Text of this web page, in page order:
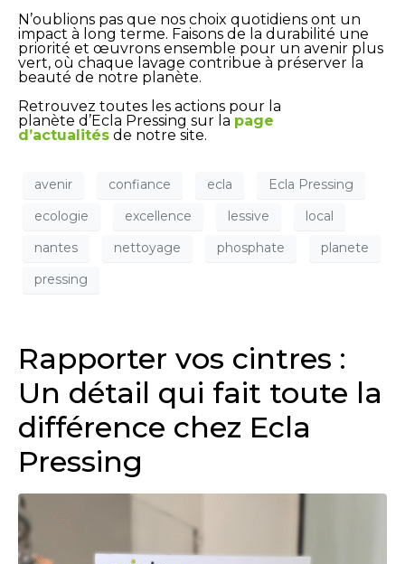
N’oublions pas que nos choix quotidiens ont un
impact à long terme. Faisons de la durabilité une
priorité et œuvrons ensemble pour un avenir plus
vert, où chaque lavage contribue à préserver la
beauté de notre planète.
Retrouvez toutes les actions pour la
planète d’Ecla Pressing sur la page
d’actualités de notre site.
avenir confiance ecla
Ecla Pressing
ecologie
excellence lessive
local
nantes
nettoyage phosphate
planete
pressing
Rapporter vos cintres :
Un détail qui fait toute la
différence chez Ecla
Pressing